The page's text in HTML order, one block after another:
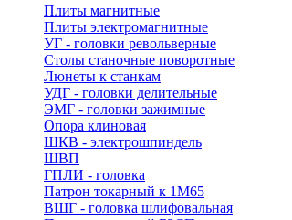
Плиты магнитные
Плиты электромагнитные
УГ - головки револьверные
Столы станочные поворотные
Люнеты к станкам
УДГ - головки делительные
ЭМГ - головки зажимные
Опора клиновая
ШКВ - электрошпиндель
ШВП
ГПЛИ - головка
Патрон токарный к 1М65
ВШГ - головка шлифовальная